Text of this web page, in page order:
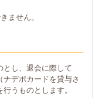
ません。
とし、退会に際して
デポカードを貸与さ
うものとします。